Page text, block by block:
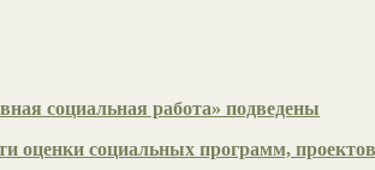
социальная работа» подведены
оценки социальных программ,